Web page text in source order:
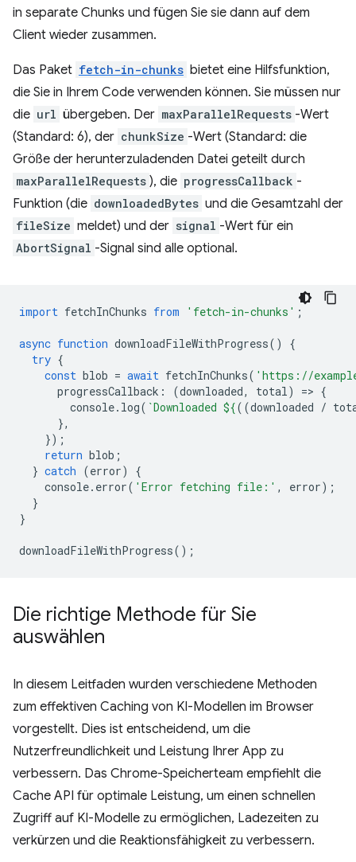
in separate Chunks und fügen Sie sie dann auf dem
Client wieder zusammen.
Das Paket fetch-in-chunks bietet eine Hilfsfunktion,
die Sie in Ihrem Code verwenden können. Sie müssen nur
die url übergeben. Der maxParallelRequests -Wert
(Standard: 6), der chunkSize -Wert (Standard: die
Größe der herunterzuladenden Datei geteilt durch
maxParallelRequests ), die progressCallback -
Funktion (die downloadedBytes und die Gesamtzahl der
fileSize meldet) und der signal -Wert für ein
AbortSignal -Signal sind alle optional.
import fetchInChunks from 'fetch-in-chunks' ;
async function downloadFileWithProgress()
{
try {
const blob = await fetchInChunks( 'https://
progressCallback : (downloaded, total) => {
console. log( `Downloaded ${((downloaded /
},
});
return blob ;
} catch (error)
{
console. error( 'Error fetching file:' , error);
}
}
downloadFileWithProgress();
Die richtige Methode für Sie
auswählen
In diesem Leitfaden wurden verschiedene Methoden
zum effektiven Caching von KI-Modellen im Browser
vorgestellt. Dies ist entscheidend, um die
Nutzerfreundlichkeit und Leistung Ihrer App zu
verbessern. Das Chrome-Speicherteam empfiehlt die
Cache API für optimale Leistung, um einen schnellen
Zugriff auf KI-Modelle zu ermöglichen, Ladezeiten zu
verkürzen und die Reaktionsfähigkeit zu verbessern.